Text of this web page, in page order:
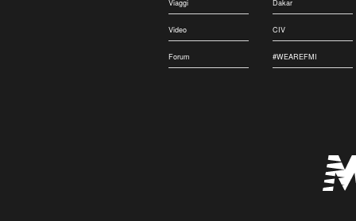
Viaggi
Video
Forum
Dakar
CIV
#WEAREFMI